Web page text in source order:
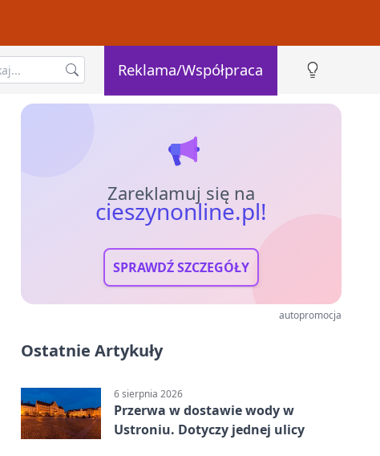
Reklama/Współpraca
Zareklamuj się na
cieszynonline.pl!
SPRAWDŹ SZCZEGÓŁY
autopromocja
Ostatnie Artykuły
6 sierpnia 2026
Przerwa w dostawie wody w
Ustroniu. Dotyczy jednej ulicy